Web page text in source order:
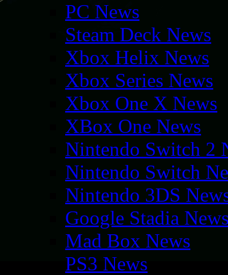
PC News
Steam Deck News
Xbox Helix News
Xbox Series News
Xbox One X News
XBox One News
Nintendo Switch 2
Nintendo Switch
Nintendo 3DS
Google Stadia
Mad Box News
PS3 News